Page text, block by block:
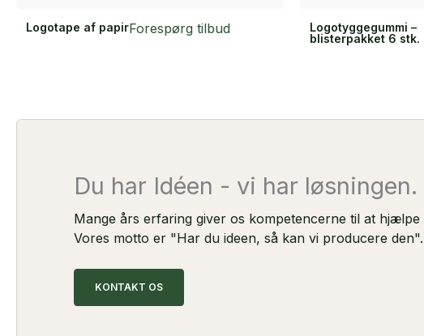
Logotape af papirForespørg tilbud
Logotyggegummi –
blisterpakket 6 stk.
Du har Idéen - vi har løsningen.
Mange års erfaring giver os kompetencerne til at hjælpe
Vores motto er "Har du ideen, så kan vi producere den".
KONTAKT OS